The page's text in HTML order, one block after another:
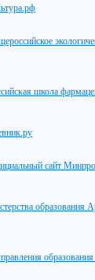
школа
сайт
образования